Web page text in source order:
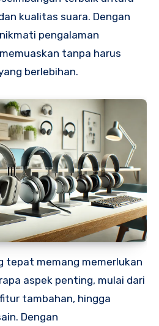
kualitas suara. Dengan
pengalaman
tanpa harus
berlebihan.
tepat memang memerlukan
aspek penting, mulai dari
tambahan, hingga
Dengan